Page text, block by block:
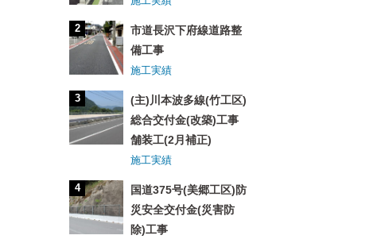
市道長沢下府線道路整
備工事
施工実績
(主)川本波多線(竹工区)
総合交付金(改築)工事
舗装工(2月補正)
施工実績
国道375号(美郷工区)防
災安全交付金(災害防
除)工事